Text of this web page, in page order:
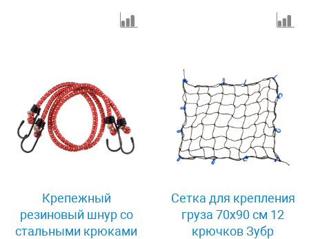
Крепежный
резиновый шнур со
стальными крюками
Сетка для крепления
груза 70х90 см 12
крючков Зубр